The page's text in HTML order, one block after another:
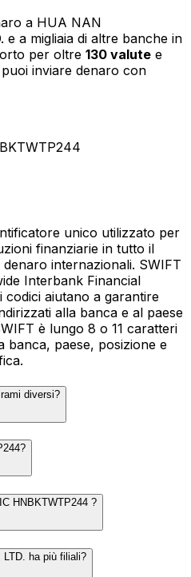
a HUA NAN
e a migliaia di altre banche in
per oltre 130 valute e
inviare denaro con
unico utilizzato per
finanziarie in tutto il
internazionali. SWIFT
Interbank Financial
codici aiutano a garantire
alla banca e al paese
è lungo 8 o 11 caratteri
banca, paese, posizione e
diversi?
HNBKTWTP244 ?
LTD. ha più filiali?